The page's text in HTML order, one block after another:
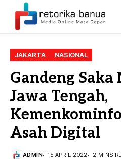
JAKARTA NASIONAL
Gandeng
Jawa Tengah,
Asah Digital
ADMIN 15 APRIL 2022 2 MINS